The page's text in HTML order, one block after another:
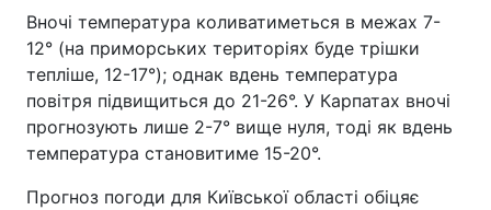
Вночі температура коливатиметься в межах 7-
12° (на приморських територіях буде трішки
тепліше, 12-17°); однак вдень температура
повітря підвищиться до 21-26°. У Карпатах вночі
прогнозують лише 2-7° вище нуля, тоді як вдень
температура становитиме 15-20°.
Прогноз погоди для Київської області обіцяє